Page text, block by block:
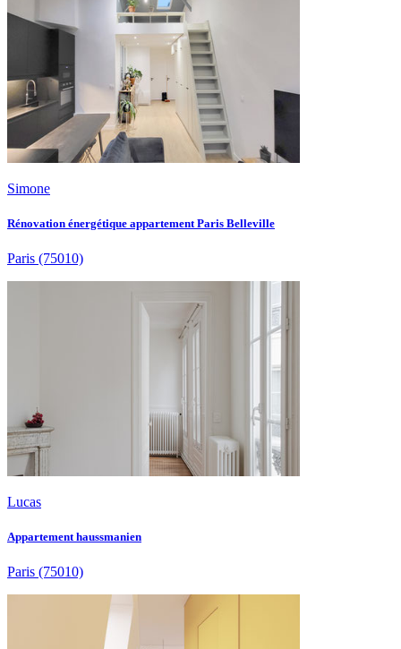
Simone
Rénovation énergétique appartement Paris Belleville
Paris (75010)
Lucas
Appartement haussmanien
Paris (75010)